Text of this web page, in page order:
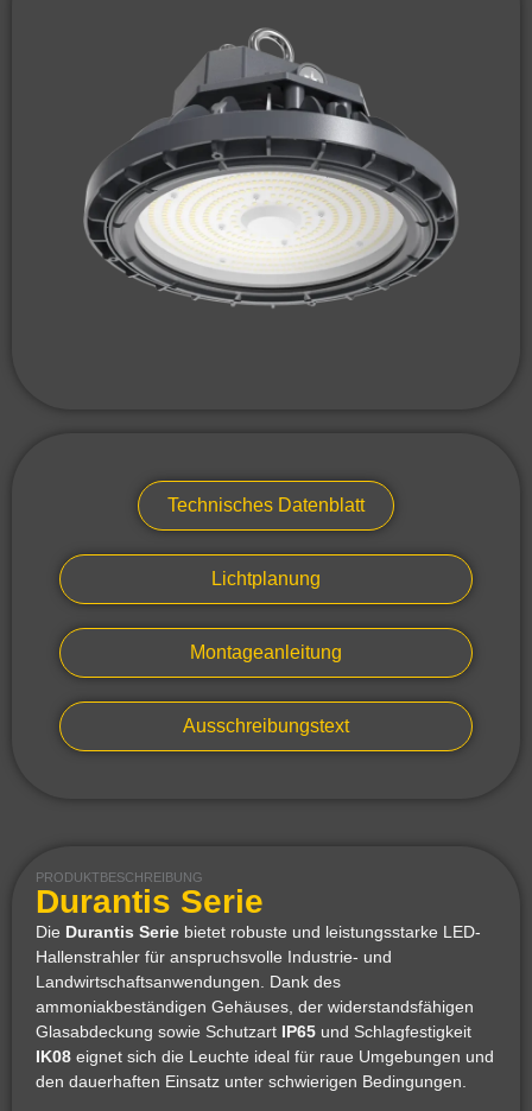
Technisches Datenblatt
Lichtplanung
Montageanleitung
Ausschreibungstext
PRODUKTBESCHREIBUNG
Durantis Serie
Die Durantis Serie bietet robuste und leistungsstarke LED-
Hallenstrahler für anspruchsvolle Industrie- und
Landwirtschaftsanwendungen. Dank des
ammoniakbeständigen Gehäuses, der widerstandsfähigen
Glasabdeckung sowie Schutzart IP65 und Schlagfestigkeit
IK08 eignet sich die Leuchte ideal für raue Umgebungen und
den dauerhaften Einsatz unter schwierigen Bedingungen.